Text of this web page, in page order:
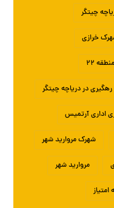
چیتگر
خرازی
۲۲
در دریاچه چیتگر
اداری آرتمیس
شهرک مروارید شهر
مروارید شهر